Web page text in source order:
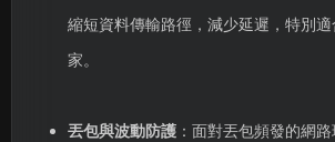
縮短資料傳輸路徑，減少延遲，特別
家。
丟包與波動防護：面對丟包頻發的網路